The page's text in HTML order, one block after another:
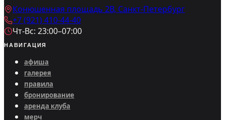
Конюшенная площадь 2В, Санкт-Петербург
+7 (921) 410-44-40
Чт-Вс: 23:00–07:00
НАВИГАЦИЯ
афиша
галерея
правила
бронирование
аренда клуба
мерч